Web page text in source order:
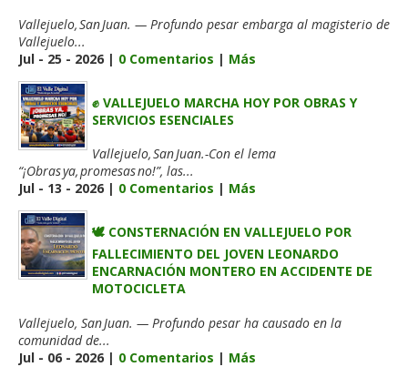
Vallejuelo, San Juan. — Profundo pesar embarga al magisterio de
Vallejuelo...
Jul - 25 - 2026 | 0 Comentarios | Más
✊ VALLEJUELO MARCHA HOY POR OBRAS Y
SERVICIOS ESENCIALES
Vallejuelo, San Juan.-Con el lema
“¡Obras ya, promesas no!”, las...
Jul - 13 - 2026 | 0 Comentarios | Más
🕊️ CONSTERNACIÓN EN VALLEJUELO POR
FALLECIMIENTO DEL JOVEN LEONARDO
ENCARNACIÓN MONTERO EN ACCIDENTE DE
MOTOCICLETA
Vallejuelo, San Juan. — Profundo pesar ha causado en la
comunidad de...
Jul - 06 - 2026 | 0 Comentarios | Más